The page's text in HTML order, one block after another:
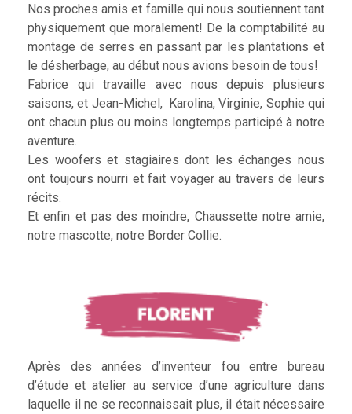
Nos proches amis et famille qui nous soutiennent tant
physiquement que moralement! De la comptabilité au
montage de serres en passant par les plantations et
le désherbage, au début nous avions besoin de tous!
Fabrice qui travaille avec nous depuis plusieurs
saisons, et Jean-Michel, Karolina, Virginie, Sophie qui
ont chacun plus ou moins longtemps participé à notre
aventure.
Les woofers et stagiaires dont les échanges nous
ont toujours nourri et fait voyager au travers de leurs
récits.
Et enfin et pas des moindre, Chaussette notre amie,
notre mascotte, notre Border Collie.
Après des années d’inventeur fou entre bureau
d’étude et atelier au service d’une agriculture dans
laquelle il ne se reconnaissait plus, il était nécessaire